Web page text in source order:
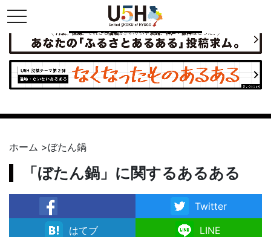
toggle navigation
県公式・兵庫五国連邦プロジェクト
ホーム >ぼたん鍋
「ぼたん鍋」に関するあるある
facebook
Twitter
はてブ
LINE